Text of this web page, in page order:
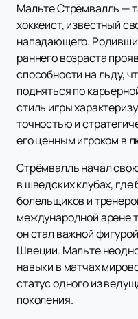
Мальте Стрёмвалль —
хоккеист, известный
нападающего.
раннего возраста
способности на льду,
подняться по
стиль игры
точностью и
его ценным игроком в
Стрёмвалль начал
в шведских клубах,
болельщиков и
международной арене
он стал важной
Швеции. Мальте
навыки в матчах
статус одного из
поколения.